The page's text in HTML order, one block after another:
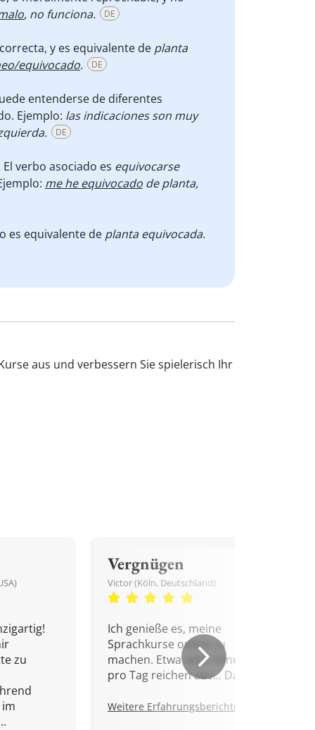
, no funciona. DE
y es equivalente de planta
equivocado. DE
entenderse de diferentes
Ejemplo: las indicaciones son muy
DE
El verbo asociado es equivocarse
me he equivocado de planta,
es equivalente de planta equivocada.
aus und verbessern Sie spielerisch Ihr
zu
Vergnügen
Victor (Köln, Deutschland)
Ich genieße es, meine
Sprachkurse online zu
machen. Etwa zehn Minuten
pro Tag reichen aus... Danke!
Weitere Erfahrungsberichte.